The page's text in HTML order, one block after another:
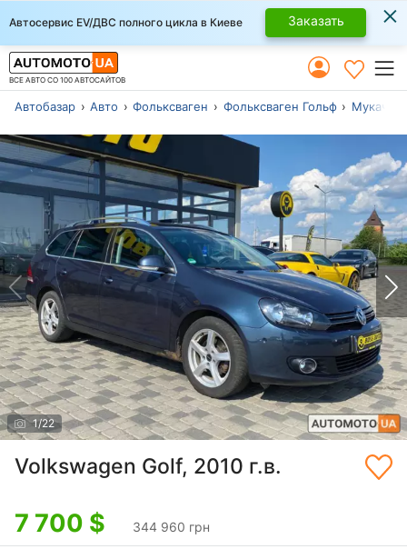
Автосервис EV/ДВС полного цикла в Киеве Заказать ×
ВСЕ АВТО СО 100 АВТОСАЙТОВ
Автобазар Авто Фольксваген Фольксваген Гольф
1/22
Volkswagen Golf, 2010 г.в.
7 700 $ 344 960 грн